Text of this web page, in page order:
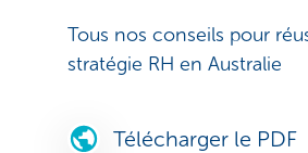
Tous nos conseils pour
stratégie RH en Australie
Télécharger le PDF